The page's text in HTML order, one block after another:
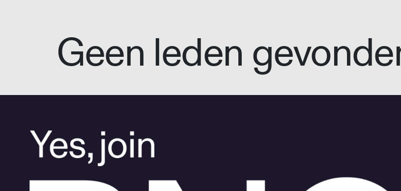
Geen leden